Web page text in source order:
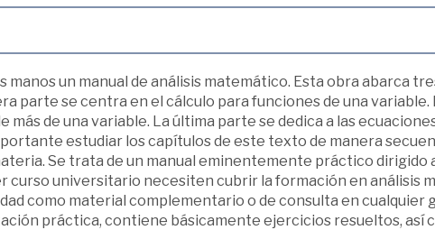
manos un manual de análisis matemático. Esta obra abarca
parte se centra en el cálculo para funciones de una variable.
más de una variable. La última parte se dedica a las
estudiar los capítulos de este texto de manera
Se trata de un manual eminentemente práctico dirigido
curso universitario necesiten cubrir la formación en análisis
como material complementario o de consulta en cualquier
práctica, contiene básicamente ejercicios resueltos, así